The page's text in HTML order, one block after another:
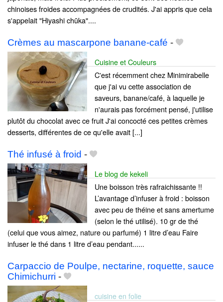
chinoises froides accompagnées de crudités. J'ai appris que cela
s'appelait "Hiyashi chūka"....
Crèmes au mascarpone banane-café -
Cuisine et Couleurs
C'est récemment chez Minimirabelle
que j'ai vu cette association de
saveurs, banane/café, à laquelle je
n'aurais pas forcément pensé, j'utilise
plutôt du chocolat avec ce fruit J'ai concocté ces petites crèmes
desserts, différentes de ce qu'elle avait [...]
Thé infusé à froid -
Le blog de kekeli
Une boisson très rafraichissante !!
L’avantage d’infuser à froid : boisson
avec peu de théine et sans amertume
(selon le thé utilisé). 10 gr de thé
(celui que vous aimez, nature ou parfumé) 1 litre d’eau Faire
infuser le thé dans 1 litre d’eau pendant......
Carpaccio de Poulpe, nectarine, roquette, sauce
Chimichurri -
cuisine en folie